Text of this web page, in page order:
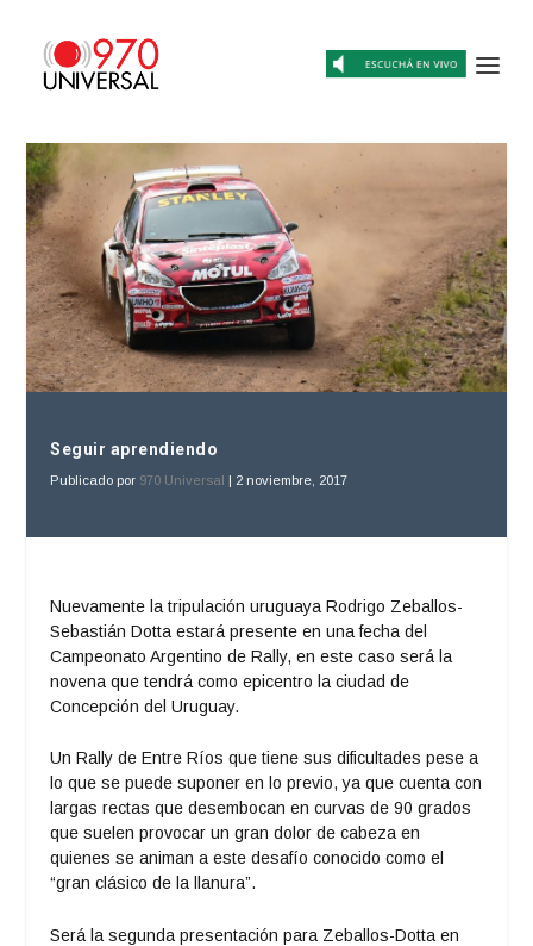
Seguir aprendiendo
Publicado por 970 Universal | 2 noviembre, 2017
Nuevamente la tripulación uruguaya Rodrigo Zeballos-
Sebastián Dotta estará presente en una fecha del
Campeonato Argentino de Rally, en este caso será la
novena que tendrá como epicentro la ciudad de
Concepción del Uruguay.
Un Rally de Entre Ríos que tiene sus dificultades pese a
lo que se puede suponer en lo previo, ya que cuenta con
largas rectas que desembocan en curvas de 90 grados
que suelen provocar un gran dolor de cabeza en
quienes se animan a este desafío conocido como el
“gran clásico de la llanura”.
Será la segunda presentación para Zeballos-Dotta en